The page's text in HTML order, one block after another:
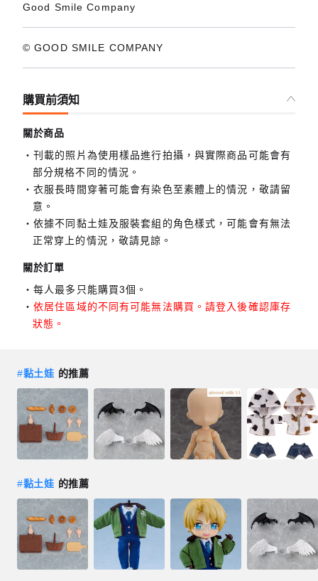
Good Smile Company
© GOOD SMILE COMPANY
購買前須知
關於商品
刊載的照片為使用樣品進行拍攝，與實際商品可能會有
部分規格不同的情況。
衣服長時間穿著可能會有染色至素體上的情況，敬請留
意。
依據不同黏土娃及服裝套組的角色樣式，可能會有無法
正常穿上的情況，敬請見諒。
關於訂單
每人最多只能購買3個。
依居住區域的不同有可能無法購買。請登入後確認庫存
狀態。
#黏土娃 的推薦
#黏土娃 的推薦